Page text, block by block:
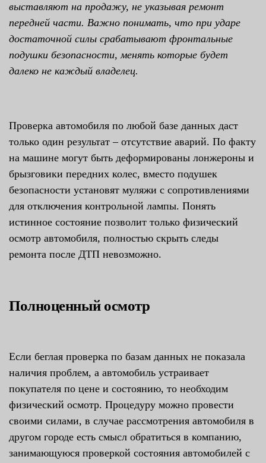
выставляют на продажу, не указывая ремонт
передней части. Важно понимать, что при ударе
достаточной силы срабатывают фронтальные
подушки безопасности, менять которые будет
далеко не каждый владелец.
Проверка автомобиля по любой базе данных даст
только один результат – отсутствие аварий. По факту
на машине могут быть деформированы лонжероны и
брызговики передних колес, вместо подушек
безопасности установят муляжи с сопротивлениями
для отключения контрольной лампы. Понять
истинное состояние позволит только физический
осмотр автомобиля, полностью скрыть следы
ремонта после ДТП невозможно.
Полноценный осмотр
Если беглая проверка по базам данных не показала
наличия проблем, а автомобиль устраивает
покупателя по цене и состоянию, то необходим
физический осмотр. Процедуру можно провести
своими силами, в случае рассмотрения автомобиля в
другом городе есть смысл обратиться в компанию,
занимающуюся проверкой состояния автомобилей с